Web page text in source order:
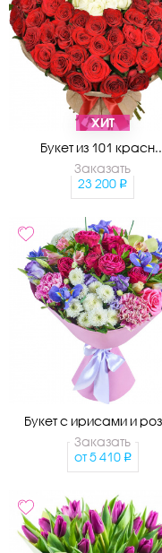
ХИТ
Букет из 101
Заказать
23 200
Букет с ирисами и
Заказать
от 5 410